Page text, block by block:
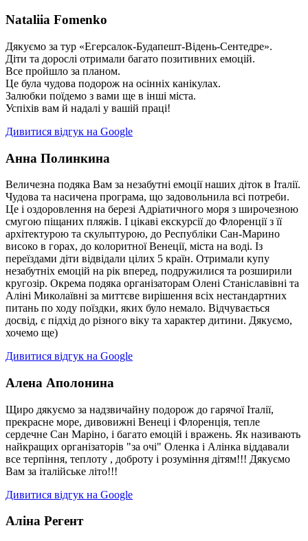
Nataliia Fomenko
Дякуємо за тур «Егерсалок-Будапешт-Відень-Сентедре».
Діти та дорослі отримали багато позитивних емоцій.
Все пройшло за планом.
Це була чудова подорож на осінніх канікулах.
Залюбки поїдемо з вами ще в інші міста.
Успіхів вам й надалі у вашій праці!
Дивитися відгук на Google
Анна Полинкина
Величезна подяка Вам за незабутні емоції наших діток в Італії.
Чудова та насичена програма, що задовольнила всі потреби.
Це і оздоровлення на березі Адріатичного моря з широчезною
смугою піщаних пляжів. І цікаві екскурсії до Флоренції з її
архітектурою та скульптурою, до Республіки Сан-Марино
високо в горах, до колоритної Венеції, міста на воді. Із
переїздами діти відвідали цілих 5 країн. Отримали купу
незабутніх емоцій на рік вперед, подружилися та розширили
кругозір. Окрема подяка організаторам Олені Станіславівні та
Аліні Миколаївні за миттєве вирішення всіх нестандартних
питань по ходу поїздки, яких було немало. Відчувається
досвід, є підхід до різного віку та характер дитини. Дякуємо,
хочемо ще)
Дивитися відгук на Google
Алена Аполонина
Щиро дякуємо за надзвичайну подорож до гарячої Італії,
прекрасне море, дивовижні Венеці і Флоренція, тепле
сердечне Сан Маріно, і багато емоцій і вражень. Як називають
найкращих організаторів "за очі" Оленка і Алінка віддавали
все терпіння, теплоту , доброту і розуміння дітям!!! Дякуємо
Вам за італійське літо!!!
Дивитися відгук на Google
Аліна Регент